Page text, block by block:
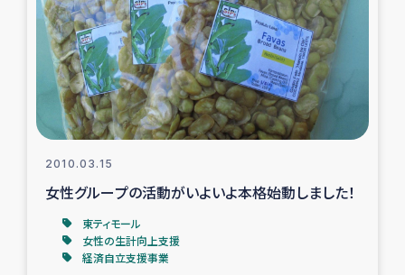
トルコ・シリア地震被災者支援
デニヤヤ小規模紅茶農家支援
コーヒー生産者支援
アイナロ県マウベシ郡でのコーヒー畑改善事業
ベイルート大規模爆発被災者支援
女性の生計向上支援
2010.03.15
女性グループの活動がいよいよ本格始動しました！
東ティモール
女性の生計向上支援
経済自立支援事業